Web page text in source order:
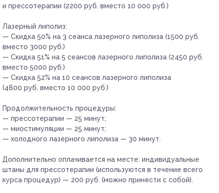
и прессотерапии (2200 руб. вместо 10 000 руб.)
Лазерный липолиз:
— Скидка 50% на 3 сеанса лазерного липолиза (1500 руб.
вместо 3000 руб.)
— Скидка 51% на 5 сеансов лазерного липолиза (2450 руб.
вместо 5000 руб.)
— Скидка 52% на 10 сеансов лазерного липолиза
(4800 руб. вместо 10 000 руб.)
Продолжительность процедуры:
— прессотерапии — 25 минут;
— миостимуляции — 25 минут;
— холодного лазерного липолиза — 30 минут.
Дополнительно оплачивается на месте: индивидуальные
штаны для прессотерапии (используются в течение всего
курса процедур) — 200 руб. (можно принести с собой).